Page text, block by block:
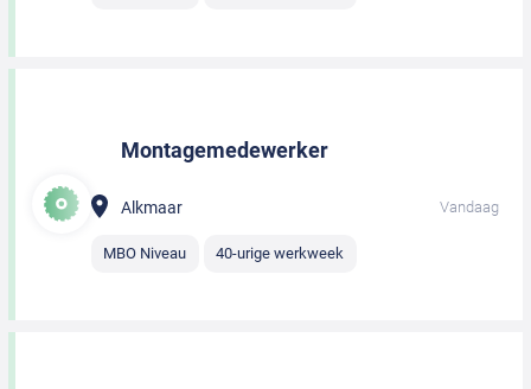
Montagemedewerker
Alkmaar Vandaag
MBO Niveau 40-urige werkweek